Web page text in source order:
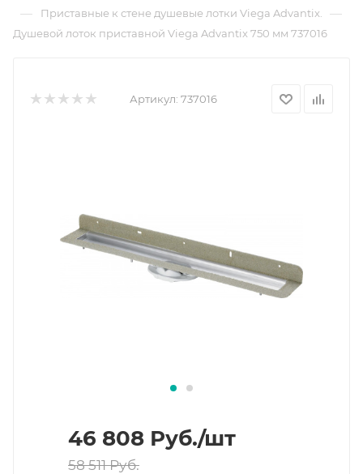
— Приставные к стене душевые лотки Viega Advantix. —
Душевой лоток приставной Viega Advantix 750 мм 737016
Артикул: 737016
46 808 Руб./шт
58 511Руб.